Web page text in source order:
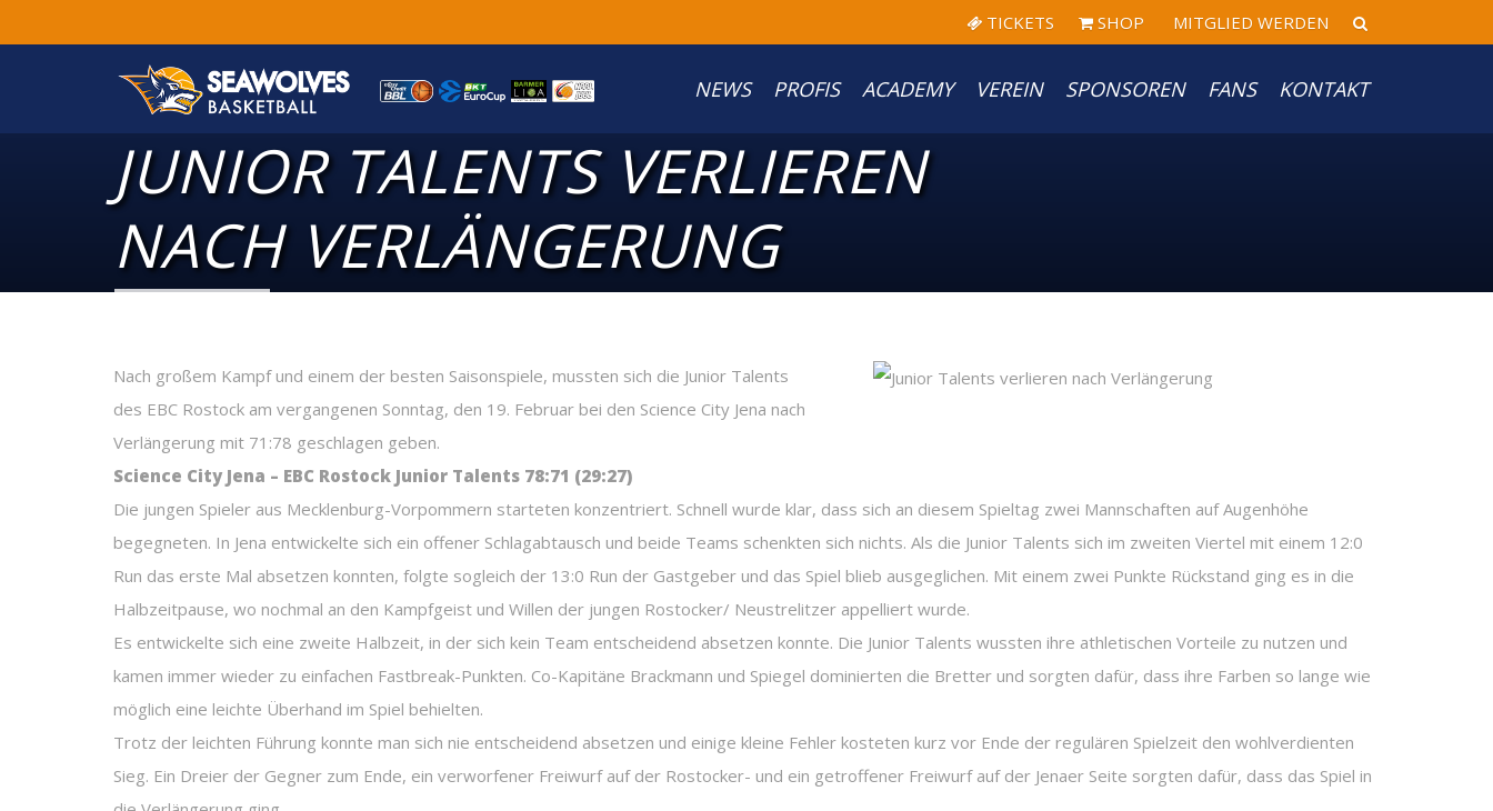
TICKETS SHOP MITGLIED WERDEN
NEWS PROFIS ACADEMY VEREIN SPONSOREN FANS KONTAKT
JUNIOR TALENTS VERLIEREN
NACH VERLÄNGERUNG
Nach großem Kampf und einem der besten Saisonspiele, mussten sich die Junior Talents
des EBC Rostock am vergangenen Sonntag, den 19. Februar bei den Science City Jena nach
Verlängerung mit 71:78 geschlagen geben.
Science City Jena – EBC Rostock Junior Talents 78:71 (29:27)
Die jungen Spieler aus Mecklenburg-Vorpommern starteten konzentriert. Schnell wurde klar, dass sich an diesem Spieltag zwei Mannschaften auf Augenhöhe
begegneten. In Jena entwickelte sich ein offener Schlagabtausch und beide Teams schenkten sich nichts. Als die Junior Talents sich im zweiten Viertel mit einem 12:0
Run das erste Mal absetzen konnten, folgte sogleich der 13:0 Run der Gastgeber und das Spiel blieb ausgeglichen. Mit einem zwei Punkte Rückstand ging es in die
Halbzeitpause, wo nochmal an den Kampfgeist und Willen der jungen Rostocker/ Neustrelitzer appelliert wurde.
Es entwickelte sich eine zweite Halbzeit, in der sich kein Team entscheidend absetzen konnte. Die Junior Talents wussten ihre athletischen Vorteile zu nutzen und
kamen immer wieder zu einfachen Fastbreak-Punkten. Co-Kapitäne Brackmann und Spiegel dominierten die Bretter und sorgten dafür, dass ihre Farben so lange wie
möglich eine leichte Überhand im Spiel behielten.
Trotz der leichten Führung konnte man sich nie entscheidend absetzen und einige kleine Fehler kosteten kurz vor Ende der regulären Spielzeit den wohlverdienten
Sieg. Ein Dreier der Gegner zum Ende, ein verworfener Freiwurf auf der Rostocker- und ein getroffener Freiwurf auf der Jenaer Seite sorgten dafür, dass das Spiel in